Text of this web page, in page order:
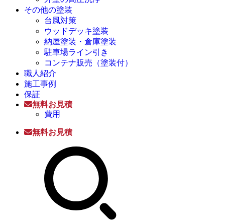
その他の塗装
台風対策
ウッドデッキ塗装
納屋塗装・倉庫塗装
駐車場ライン引き
コンテナ販売（塗装付）
職人紹介
施工事例
保証
無料お見積
費用
無料お見積